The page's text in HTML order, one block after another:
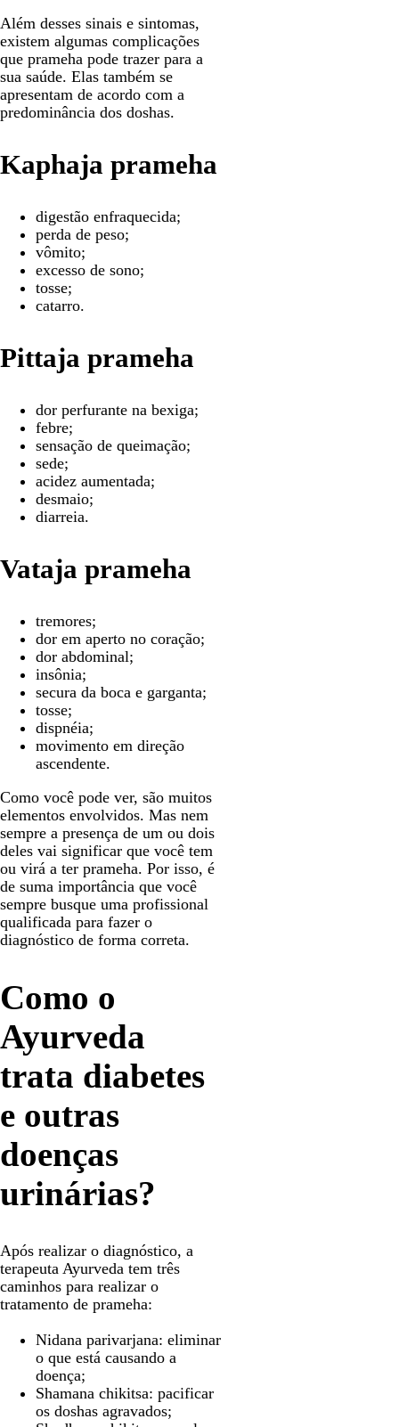
Além desses sinais e sintomas,
existem algumas complicações
que prameha pode trazer para a
sua saúde. Elas também se
apresentam de acordo com a
predominância dos doshas.
Kaphaja prameha
digestão enfraquecida;
perda de peso;
vômito;
excesso de sono;
tosse;
catarro.
Pittaja prameha
dor perfurante na bexiga;
febre;
sensação de queimação;
sede;
acidez aumentada;
desmaio;
diarreia.
Vataja prameha
tremores;
dor em aperto no coração;
dor abdominal;
insônia;
secura da boca e garganta;
tosse;
dispnéia;
movimento em direção
ascendente.
Como você pode ver, são muitos
elementos envolvidos. Mas nem
sempre a presença de um ou dois
deles vai significar que você tem
ou virá a ter prameha. Por isso, é
de suma importância que você
sempre busque uma profissional
qualificada para fazer o
diagnóstico de forma correta.
Como o
Ayurveda
trata diabetes
e outras
doenças
urinárias?
Após realizar o diagnóstico, a
terapeuta Ayurveda tem três
caminhos para realizar o
tratamento de prameha:
Nidana parivarjana: eliminar
o que está causando a
doença;
Shamana chikitsa: pacificar
os doshas agravados;